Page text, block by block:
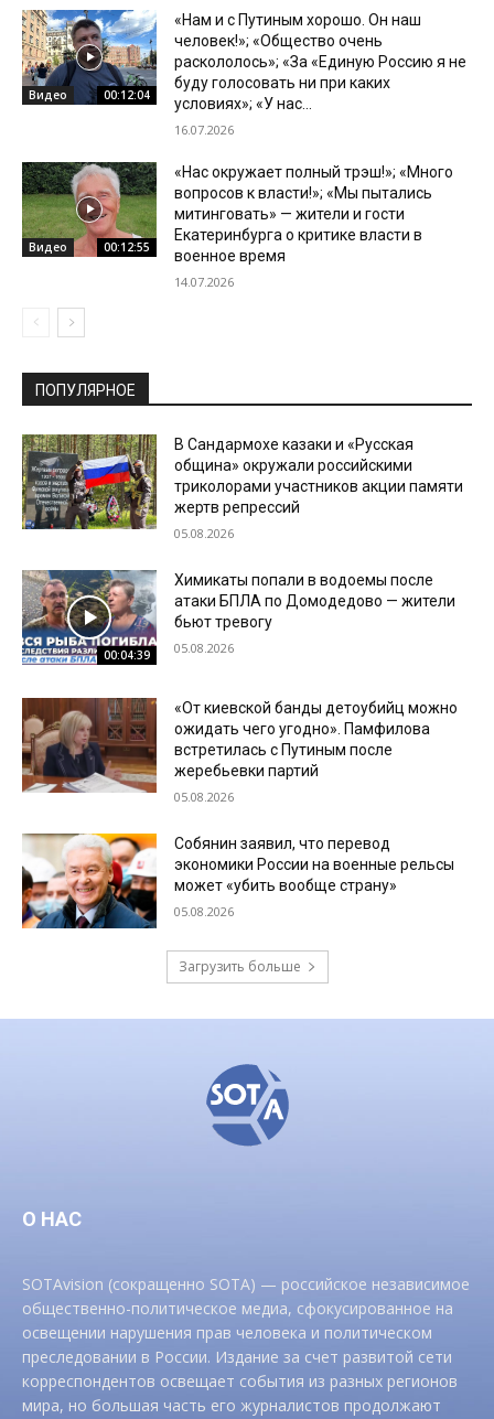
Видео 00:12:04
«Нам и с Путиным хорошо. Он наш
человек!»; «Общество очень
раскололось»; «За «Единую Россию я не
буду голосовать ни при каких
условиях»; «У нас...
16.07.2026
Видео 00:12:55
«Нас окружает полный трэш!»; «Много
вопросов к власти!»; «Мы пытались
митинговать» — жители и гости
Екатеринбурга о критике власти в
военное время
14.07.2026
ПОПУЛЯРНОЕ
В Сандармохе казаки и «Русская
община» окружали российскими
триколорами участников акции памяти
жертв репрессий
05.08.2026
00:04:39
Химикаты попали в водоемы после
атаки БПЛА по Домодедово — жители
бьют тревогу
05.08.2026
«От киевской банды детоубийц можно
ожидать чего угодно». Памфилова
встретилась с Путиным после
жеребьевки партий
05.08.2026
Собянин заявил, что перевод
экономики России на военные рельсы
может «убить вообще страну»
05.08.2026
Загрузить больше
О НАС
SOTAvision (сокращенно SOTA) — российское независимое
общественно-политическое медиа, сфокусированное на
освещении нарушения прав человека и политическом
преследовании в России. Издание за счет развитой сети
корреспондентов освещает события из разных регионов
мира, но большая часть его журналистов продолжают